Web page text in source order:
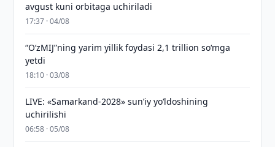
avgust kuni orbitaga uchiriladi
17:37 · 04/08
“O‘zMIJ”ning yarim yillik foydasi 2,1 trillion so‘mga
yetdi
18:10 · 03/08
LIVE: «Samarkand-2028» sun’iy yo‘ldoshining
uchirilishi
06:58 · 05/08